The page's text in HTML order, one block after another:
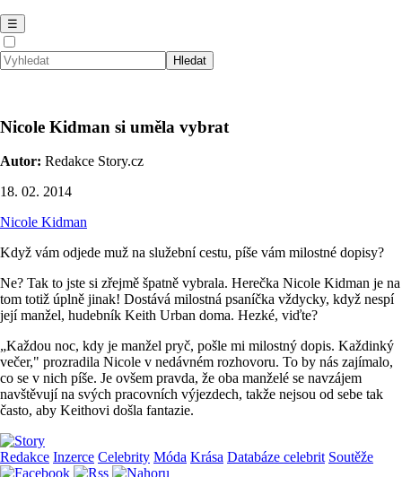
☰
Nicole Kidman si uměla vybrat
Autor: Redakce Story.cz
18. 02. 2014
Nicole Kidman
Když vám odjede muž na služební cestu, píše vám milostné dopisy?
Ne? Tak to jste si zřejmě špatně vybrala. Herečka Nicole Kidman je na
tom totiž úplně jinak! Dostává milostná psaníčka vždycky, když nespí
její manžel, hudebník Keith Urban doma. Hezké, viďte?
„Každou noc, kdy je manžel pryč, pošle mi milostný dopis. Každinký
večer," prozradila Nicole v nedávném rozhovoru. To by nás zajímalo,
co se v nich píše. Je ovšem pravda, že oba manželé se navzájem
navštěvují na svých pracovních výjezdech, takže nejsou od sebe tak
často, aby Keithovi došla fantazie.
Redakce Inzerce Celebrity Móda Krása Databáze celebrit Soutěže